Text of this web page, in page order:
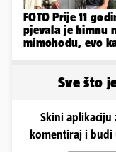
FOTO Prije 11
pjevala je himnu
mimohodu, evo
Sve što
Skini aplikaciju
komentiraj i budi